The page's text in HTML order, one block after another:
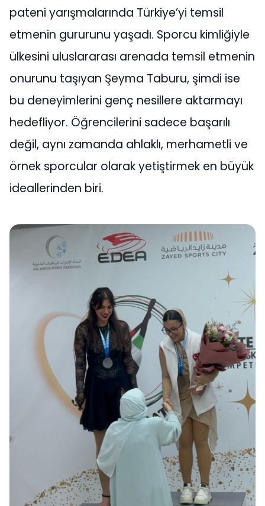
pateni yarışmalarında Türkiye’yi temsil
etmenin gururunu yaşadı. Sporcu kimliğiyle
ülkesini uluslararası arenada temsil etmenin
onurunu taşıyan Şeyma Taburu, şimdi ise
bu deneyimlerini genç nesillere aktarmayı
hedefliyor. Öğrencilerini sadece başarılı
değil, aynı zamanda ahlaklı, merhametli ve
örnek sporcular olarak yetiştirmek en büyük
ideallerinden biri.